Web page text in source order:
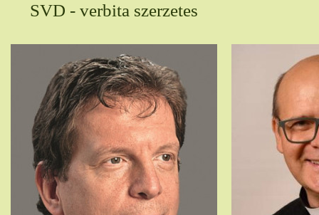
SVD - verbita szerzetes